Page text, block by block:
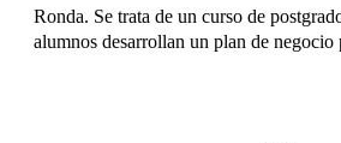
Ronda. Se trata de un curso de
alumnos desarrollan un plan de